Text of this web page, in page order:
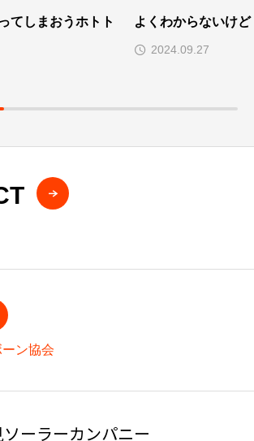
てしまおうホトト
よくわからないけど
2024.09.27
ーン協会
ーラーカンパニー